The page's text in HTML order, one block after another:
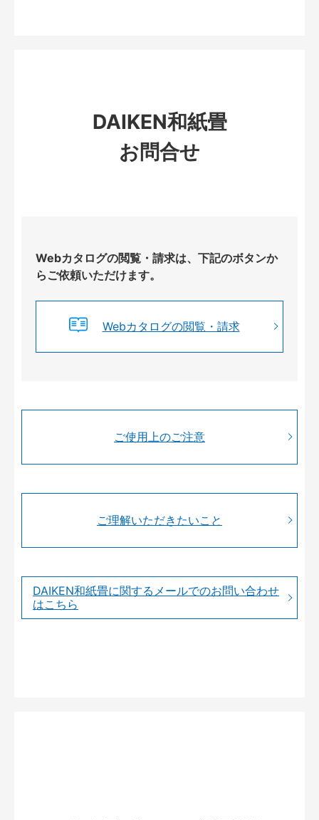
DAIKEN和紙畳
お問合せ
Webカタログの閲覧・請求は、下記のボタンか
らご依頼いただけます。
Webカタログの閲覧・請求
ご使用上のご注意
ご理解いただきたいこと
DAIKEN和紙畳に関するメールでのお問い合わせ
はこちら